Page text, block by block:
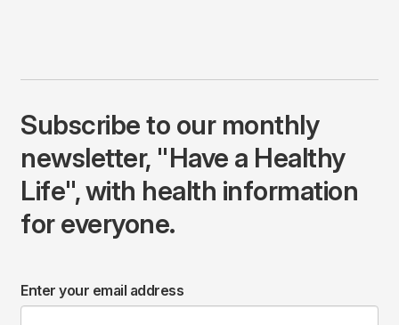
Subscribe to our monthly
newsletter, "Have a Healthy
Life", with health information
for everyone.
Enter your email address